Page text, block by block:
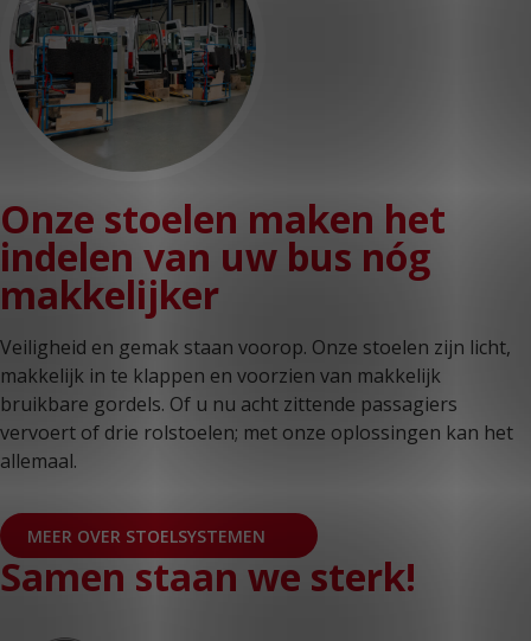
Onze stoelen maken het
indelen van uw bus nóg
makkelijker
Veiligheid en gemak staan voorop. Onze stoelen zijn licht,
makkelijk in te klappen en voorzien van makkelijk
bruikbare gordels. Of u nu acht zittende passagiers
vervoert of drie rolstoelen; met onze oplossingen kan het
allemaal.
MEER OVER STOELSYSTEMEN
Samen staan we sterk!